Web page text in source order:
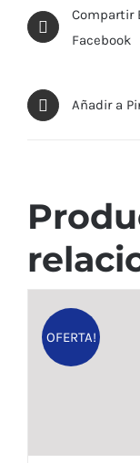
Compartir
Facebook
Añadir a
OFERTA!